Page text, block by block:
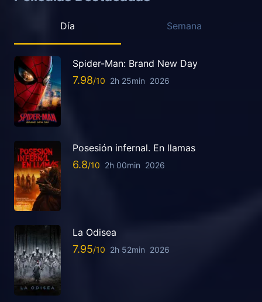
Día Semana
Spider-Man: Brand New Day
7.98 2h 25min 2026
Posesión infernal. En llamas
6.8 2h 00min 2026
La Odisea
7.95 2h 52min 2026